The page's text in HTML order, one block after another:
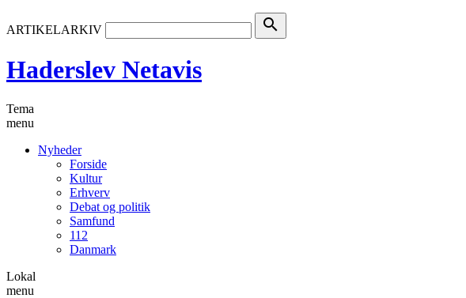
ARTIKELARKIV search
Haderslev Netavis
Tema
menu
Nyheder
Forside
Kultur
Erhverv
Debat og politik
Samfund
112
Danmark
Lokal
menu